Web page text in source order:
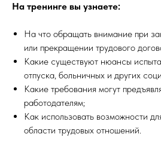
На тренинге вы узнаете:
На что обращать внимание при
или прекращении трудового
Какие существуют нюансы
отпуска, больничных и других
Какие требования могут
работодателям;
Как использовать возможности
области трудовых отношений.